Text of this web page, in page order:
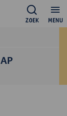
MENU
ZOEK